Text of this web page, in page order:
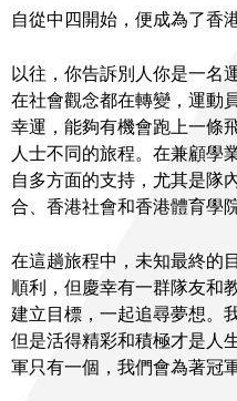
自從中四開始，便成為了香
以往，你告訴別人你是一名
在社會觀念都在轉變，運動
幸運，能夠有機會跑上一條
人士不同的旅程。在兼顧學
自多方面的支持，尤其是隊
合、香港社會和香港體育學
在這趟旅程中，未知最終的
順利，但慶幸有一群隊友和
建立目標，一起追尋夢想。
但是活得精彩和積極才是人
軍只有一個，我們會為著冠